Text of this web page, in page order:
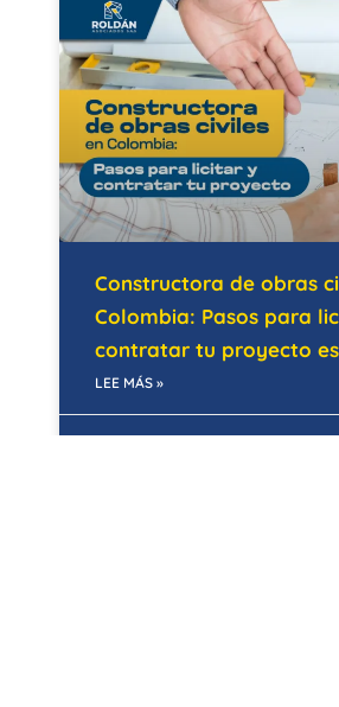
Constructora de obras
Colombia: Pasos para
contratar tu proyecto
LEE MÁS »
28/05/2026